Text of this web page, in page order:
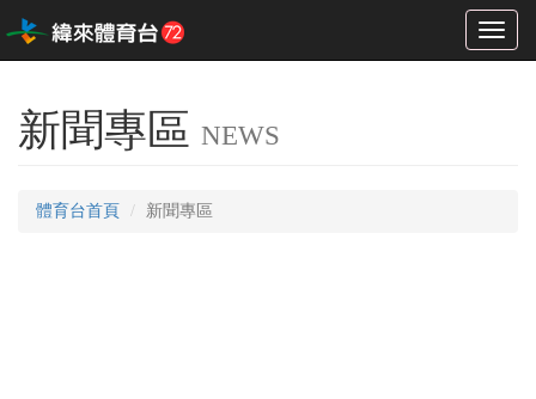
Toggle
新聞專區 NEWS
體育台首頁 新聞專區